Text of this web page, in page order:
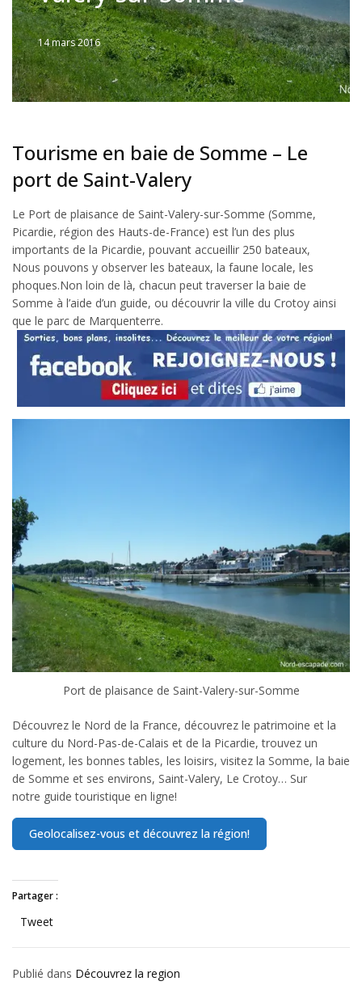
Written
by
Jérémie
14 mars 2016
Tourisme en baie de Somme – Le
port de Saint-Valery
Le Port de plaisance de Saint-Valery-sur-Somme (Somme,
Picardie, région des Hauts-de-France) est l’un des plus
importants de la Picardie, pouvant accueillir 250 bateaux,
Nous pouvons y observer les bateaux, la faune locale, les
phoques.Non loin de là, chacun peut traverser la baie de
Somme à l’aide d’un guide, ou découvrir la ville du Crotoy ainsi
que le parc de Marquenterre.
Port de plaisance de Saint-Valery-sur-Somme
Découvrez le Nord de la France, découvrez le patrimoine et la
culture du Nord-Pas-de-Calais et de la Picardie, trouvez un
logement, les bonnes tables, les loisirs, visitez la Somme, la baie
de Somme et ses environs, Saint-Valery, Le Crotoy… Sur
notre guide touristique en ligne!
Partager :
Tweet
Publié dans Découvrez la region